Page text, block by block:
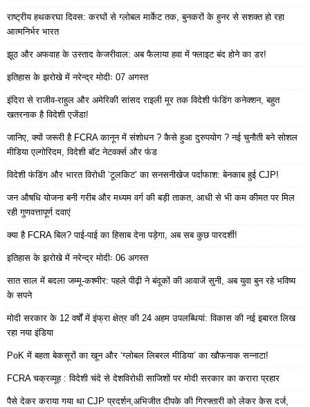
राष्ट्रीय हथकरघा दिवस: करघों से ग्लोबल मार्केट तक, बुनकरों के हुनर से सशक्त हो रहा
आत्मनिर्भर भारत
झूठ और अफवाह के उस्ताद केजरीवाल: अब फैलाया हवा में फ्लाइट बंद होने का डर!
इतिहास के झरोखे में नरेन्द्र मोदीः 07 अगस्त
इंदिरा से राजीव-राहुल और अमेरिकी सांसद राइली मूर तक विदेशी फंडिंग कनेक्शन, बहुत
खतरनाक है विदेशी एजेंडा!
जानिए, क्यों जरूरी है FCRA कानून में संशोधन ? कैसे हुआ दुरुपयोग ? नई चुनौती बने सोशल
मीडिया एल्गोरिदम, विदेशी बॉट नेटवर्क्स और फंड
विदेशी फंडिंग और भारत विरोधी ‘टूलकिट’ का सनसनीखेज पर्दाफाश: बेनकाब हुई CJP!
जन औषधि योजना बनी गरीब और मध्यम वर्ग की बड़ी ताकत, आधी से भी कम कीमत पर मिल
रही गुणवत्तापूर्ण दवाएं
क्या है FCRA बिल? पाई-पाई का हिसाब देना पड़ेगा, अब सब कुछ पारदर्शी!
इतिहास के झरोखे में नरेन्द्र मोदीः 06 अगस्त
सात साल में बदला जम्मू-कश्मीर: पहले पीढ़ी ने बंदूकों की आवाजें सुनी, अब युवा बुन रहे भविष्य
के सपने
मोदी सरकार के 12 वर्षों में इंफ्रा क्षेत्र की 24 अहम उपलब्धियां: विकास की नई इबारत लिख
रहा नया इंडिया
PoK में बहता बेकसूरों का खून और ‘ग्लोबल लिबरल मीडिया’ का खौफनाक सन्नाटा!
FCRA चक्रव्यूह : विदेशी चंदे से देशविरोधी साजिशों पर मोदी सरकार का करारा प्रहार
पैसे देकर कराया गया था CJP प्रदर्शन,अभिजीत दीपके की गिरफ्तारी को लेकर केस दर्ज,